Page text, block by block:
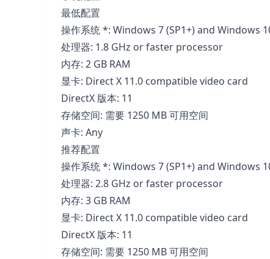
最低配置
操作系统 *: Windows 7 (SP1+) and Windows
处理器: 1.8 GHz or faster processor
内存: 2 GB RAM
显卡: Direct X 11.0 compatible video card
DirectX 版本: 11
存储空间: 需要 1250 MB 可用空间
声卡: Any
推荐配置
操作系统 *: Windows 7 (SP1+) and Windows
处理器: 2.8 GHz or faster processor
内存: 3 GB RAM
显卡: Direct X 11.0 compatible video card
DirectX 版本: 11
存储空间: 需要 1250 MB 可用空间